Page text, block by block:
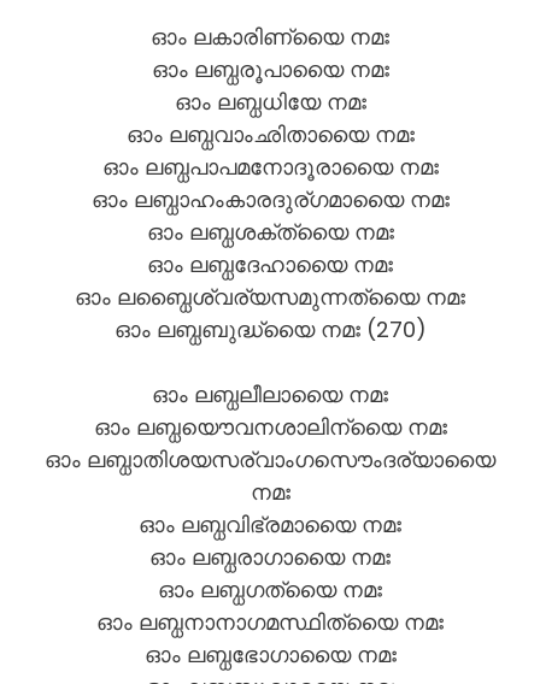
ഓം ലകാരിണ്യൈ നമഃ
ഓം ലബ്ധരൂപായൈ നമഃ
ഓം ലബ്ധധിയേ നമഃ
ഓം ലബ്ധവാംഛിതായൈ നമഃ
ഓം ലബ്ധപാപമനോദൂരായൈ നമഃ
ഓം ലബ്ധാഹംകാരദുര്ഗമായൈ നമഃ
ഓം ലബ്ധശക്ത്യൈ നമഃ
ഓം ലബ്ധദേഹായൈ നമഃ
ഓം ലബ്ധൈശ്വര്യസമുന്നത്യൈ നമഃ
ഓം ലബ്ധബുദ്ധ്യൈ നമഃ (270)
ഓം ലബ്ധലീലായൈ നമഃ
ഓം ലബ്ധയൌവനശാലിന്യൈ നമഃ
ഓം ലബ്ധാതിശയസര്വാംഗസൌംദര്യായൈ
നമഃ
ഓം ലബ്ധവിഭ്രമായൈ നമഃ
ഓം ലബ്ധരാഗായൈ നമഃ
ഓം ലബ്ധഗത്യൈ നമഃ
ഓം ലബ്ധനാനാഗമസ്ഥിത്യൈ നമഃ
ഓം ലബ്ധഭോഗായൈ നമഃ